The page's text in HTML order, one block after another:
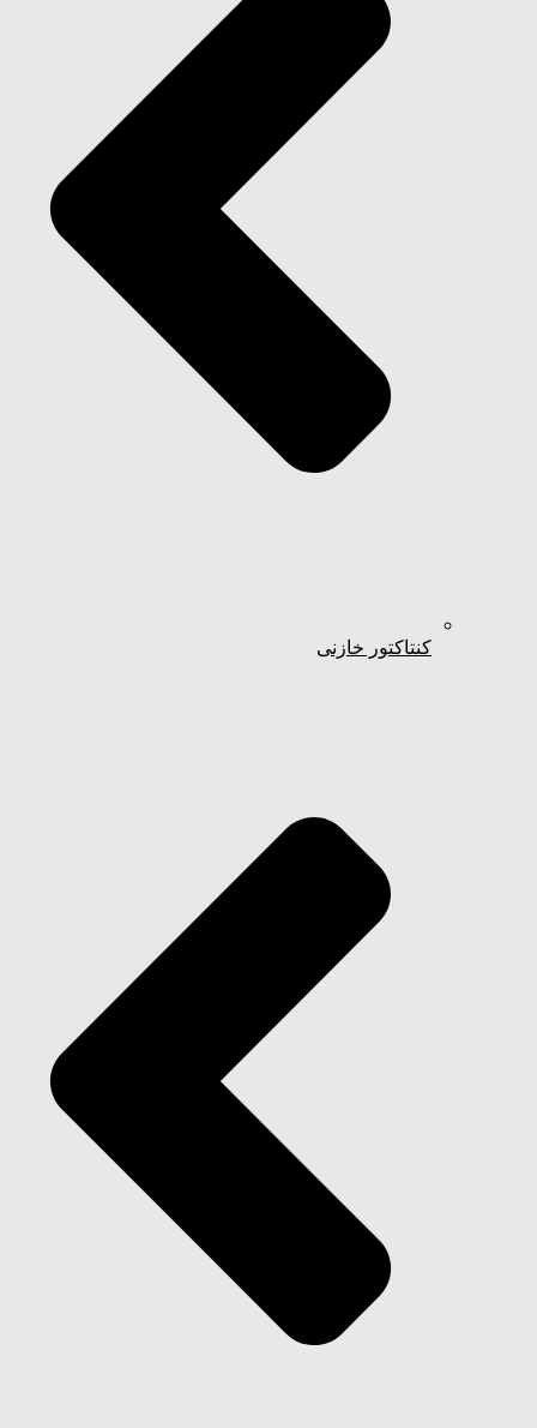
کنتاکتور خازنی